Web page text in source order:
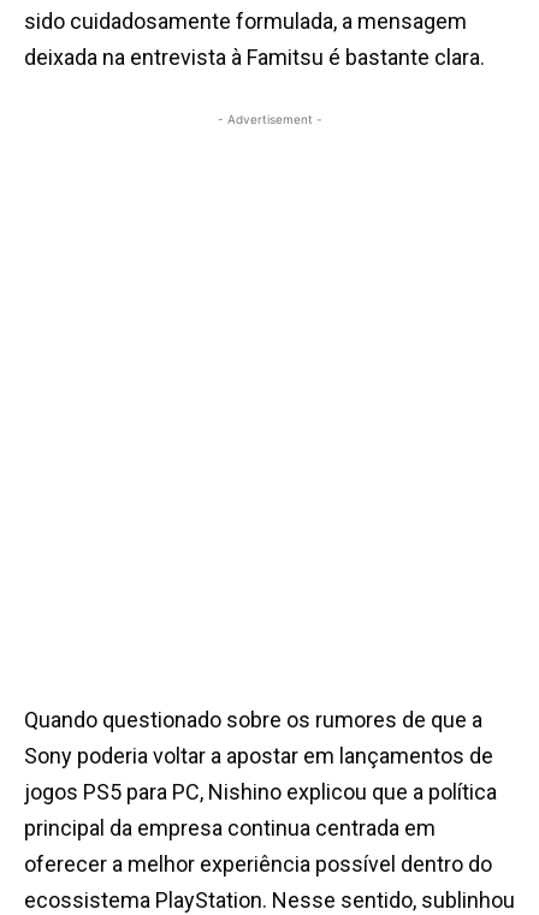
sido cuidadosamente formulada, a mensagem
deixada na entrevista à Famitsu é bastante clara.
- Advertisement -
Quando questionado sobre os rumores de que a
Sony poderia voltar a apostar em lançamentos de
jogos PS5 para PC, Nishino explicou que a política
principal da empresa continua centrada em
oferecer a melhor experiência possível dentro do
ecossistema PlayStation. Nesse sentido, sublinhou